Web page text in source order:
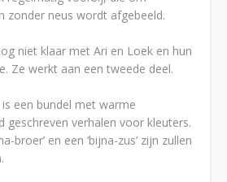
zonder neus wordt afgebeeld.
niet klaar met Ari en Loek en hun
Ze werkt aan een tweede deel.
is een bundel met warme
geschreven verhalen voor kleuters.
broer’ en een ‘bijna-zus’ zijn zullen